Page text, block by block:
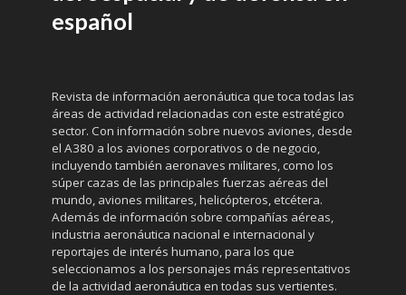
español
Revista de información aeronáutica que toca todas las
áreas de actividad relacionadas con este estratégico
sector. Con información sobre nuevos aviones, desde
el A380 a los aviones corporativos o de negocio,
incluyendo también aeronaves militares, como los
súper cazas de las principales fuerzas aéreas del
mundo, aviones militares, helicópteros, etcétera.
Además de información sobre compañías aéreas,
industria aeronáutica nacional e internacional y
reportajes de interés humano, para los que
seleccionamos a los personajes más representativos
de la actividad aeronáutica en todas sus vertientes.